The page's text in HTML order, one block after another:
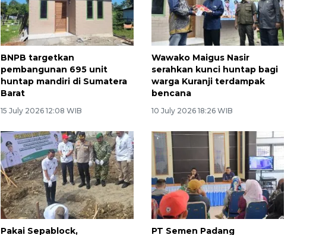
BNPB targetkan
pembangunan 695 unit
huntap mandiri di Sumatera
Barat
15 July 2026 12:08 WIB
Wawako Maigus Nasir
serahkan kunci huntap bagi
warga Kuranji terdampak
bencana
10 July 2026 18:26 WIB
Pakai Sepablock, PT Semen Padang